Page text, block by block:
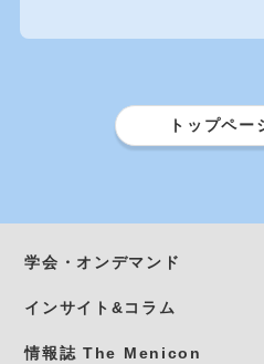
トップペー
学会・オンデマンド
インサイト&コラム
情報誌 The Menicon